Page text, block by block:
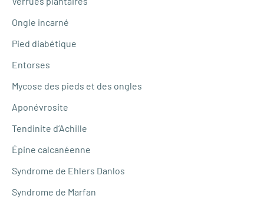
Ongle incarné
Pied diabétique
Entorses
Mycose des pieds et des ongles
Aponévrosite
Tendinite d’Achille
Épine calcanéenne
Syndrome de Ehlers Danlos
Syndrome de Marfan